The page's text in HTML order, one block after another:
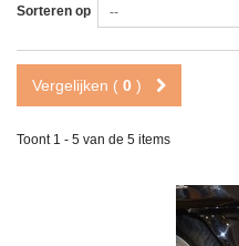
Sorteren op --
Vergelijken ( 0 )
Toont 1 - 5 van de 5 items